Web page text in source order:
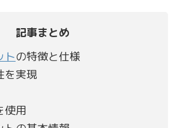
記事まとめ
トの特徴と仕様
を実現
使用